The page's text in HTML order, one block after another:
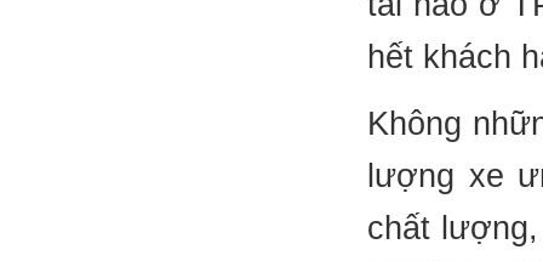
hết khách
Không
lượng xe
chất